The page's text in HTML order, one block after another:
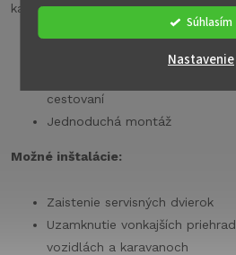
Súhlasím
Nastavenie
karavanov.
Vďaka svojej jednoduchej, ale
cestovaní
Jednoduchá montáž
Možné inštalácie:
Zaistenie servisných dvierok
Uzamknutie vonkajších
vozidlách a karavanoch